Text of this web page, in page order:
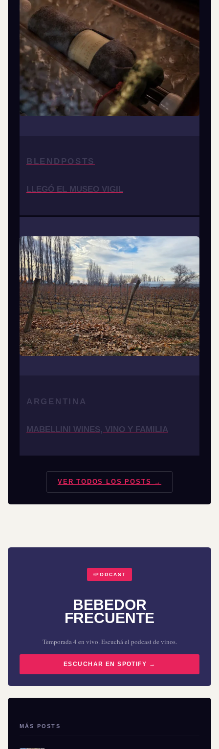
BLENDPOSTS
LLEGÓ EL MUSEO VIGIL
ARGENTINA
MABELLINI WINES, VINO Y FAMILIA
VER TODOS LOS POSTS →
PODCAST
BEBEDOR
FRECUENTE
Temporada 4 en vivo. Escuchá el podcast de vinos.
ESCUCHAR EN SPOTIFY →
MÁS POSTS